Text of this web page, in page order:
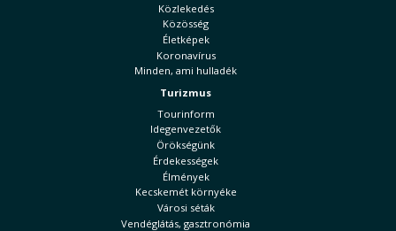
Közlekedés
Közösség
Életképek
Koronavírus
Minden, ami hulladék
Turizmus
Tourinform
Idegenvezetők
Örökségünk
Érdekességek
Élmények
Kecskemét környéke
Városi séták
Vendéglátás, gasztronómia